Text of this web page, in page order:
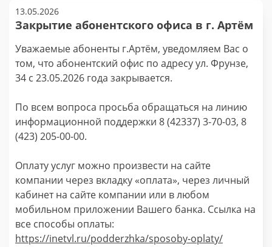
13.05.2026
Закрытие абонентского офиса в г. Артём
Уважаемые абоненты г.Артём, уведомляем Вас о
том, что абонентский офис по адресу ул. Фрунзе,
34 с 23.05.2026 года закрывается.
По всем вопроса просьба обращаться на линию
информационной поддержки 8 (42337) 3-70-03, 8
(423) 205-00-00.
Оплату услуг можно произвести на сайте
компании через вкладку «оплата», через личный
кабинет на сайте компании или в любом
мобильном приложении Вашего банка. Ссылка на
все способы оплаты:
https://inetvl.ru/podderzhka/sposoby-oplaty/